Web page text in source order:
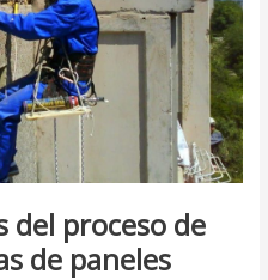
del proceso de
de paneles